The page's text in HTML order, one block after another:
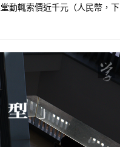
動輒索價近千元（人民幣，下